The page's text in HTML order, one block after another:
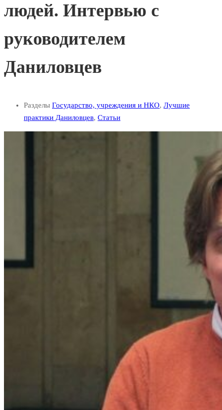
людей. Интервью с
руководителем
Даниловцев
Разделы Государство, учреждения и НКО, Лучшие
практики Даниловцев, Статьи